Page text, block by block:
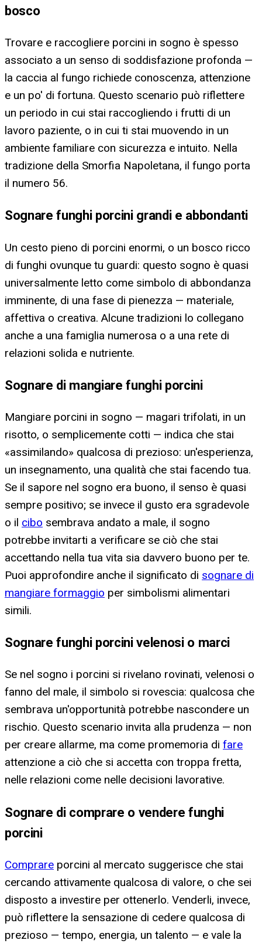
bosco
Trovare e raccogliere porcini in sogno è spesso
associato a un senso di soddisfazione profonda —
la caccia al fungo richiede conoscenza, attenzione
e un po' di fortuna. Questo scenario può riflettere
un periodo in cui stai raccogliendo i frutti di un
lavoro paziente, o in cui ti stai muovendo in un
ambiente familiare con sicurezza e intuito. Nella
tradizione della Smorfia Napoletana, il fungo porta
il numero 56.
Sognare funghi porcini grandi e abbondanti
Un cesto pieno di porcini enormi, o un bosco ricco
di funghi ovunque tu guardi: questo sogno è quasi
universalmente letto come simbolo di abbondanza
imminente, di una fase di pienezza — materiale,
affettiva o creativa. Alcune tradizioni lo collegano
anche a una famiglia numerosa o a una rete di
relazioni solida e nutriente.
Sognare di mangiare funghi porcini
Mangiare porcini in sogno — magari trifolati, in un
risotto, o semplicemente cotti — indica che stai
«assimilando» qualcosa di prezioso: un'esperienza,
un insegnamento, una qualità che stai facendo tua.
Se il sapore nel sogno era buono, il senso è quasi
sempre positivo; se invece il gusto era sgradevole
o il cibo sembrava andato a male, il sogno
potrebbe invitarti a verificare se ciò che stai
accettando nella tua vita sia davvero buono per te.
Puoi approfondire anche il significato di sognare di
mangiare formaggio per simbolismi alimentari
simili.
Sognare funghi porcini velenosi o marci
Se nel sogno i porcini si rivelano rovinati, velenosi o
fanno del male, il simbolo si rovescia: qualcosa che
sembrava un'opportunità potrebbe nascondere un
rischio. Questo scenario invita alla prudenza — non
per creare allarme, ma come promemoria di fare
attenzione a ciò che si accetta con troppa fretta,
nelle relazioni come nelle decisioni lavorative.
Sognare di comprare o vendere funghi
porcini
Comprare porcini al mercato suggerisce che stai
cercando attivamente qualcosa di valore, o che sei
disposto a investire per ottenerlo. Venderli, invece,
può riflettere la sensazione di cedere qualcosa di
prezioso — tempo, energia, un talento — e vale la